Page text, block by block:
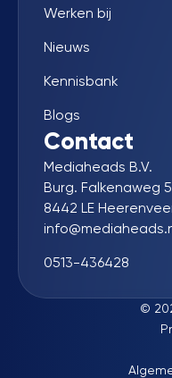
Werken bij
Nieuws
Kennisbank
Blogs
Contact
Mediaheads B.V.
Burg. Falkenaweg
8442 LE
0513-436428
©